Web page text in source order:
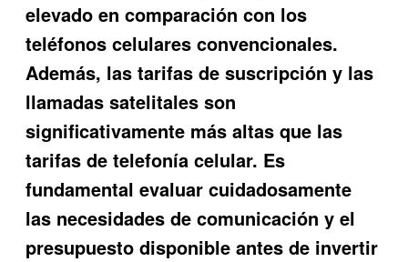
elevado en comparación con los
teléfonos celulares convencionales.
Además, las tarifas de suscripción y las
llamadas satelitales son
significativamente más altas que las
tarifas de telefonía celular. Es
fundamental evaluar cuidadosamente
las necesidades de comunicación y el
presupuesto disponible antes de invertir